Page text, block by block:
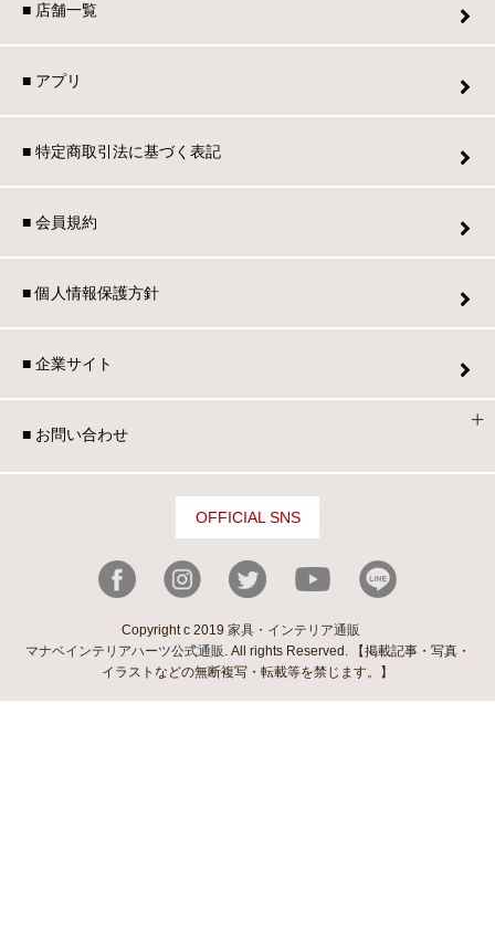
■ 店舗一覧
■ アプリ
■ 特定商取引法に基づく表記
■ 会員規約
■ 個人情報保護方針
■ 企業サイト
■ お問い合わせ
OFFICIAL SNS
Copyright c 2019 家具・インテリア通販
マナベインテリアハーツ公式通販 . All rights Reserved. 【掲載記事・写真・
イラストなどの無断複写・転載等を禁じます。】